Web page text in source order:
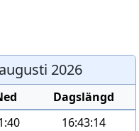
2026
Dagslängd
16:43:14